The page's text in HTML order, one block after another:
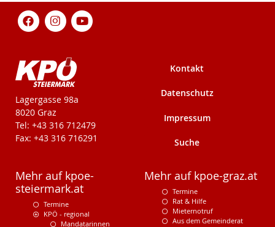
KPÖ-Steiermark
Lagergasse 98a
8020 Graz
Tel: +43 316 712479
Fax: +43 316 716291
Kontakt
Datenschutz
Impressum
Suche
Mehr auf kpoe-
steiermark.at
Termine
KPÖ - regional
Mandatarinnen
Mehr auf kpoe-graz.at
Termine
Rat & Hilfe
Mieternotruf
Aus dem Gemeinderat